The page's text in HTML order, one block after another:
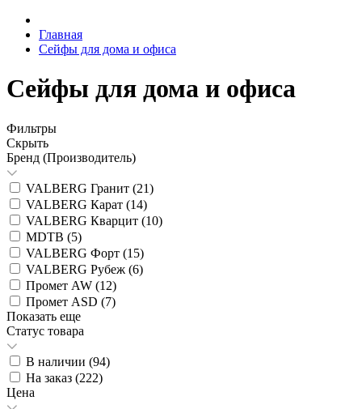
Главная
Сейфы для дома и офиса
Сейфы для дома и офиса
Фильтры
Скрыть
Бренд (Производитель)
VALBERG Гранит (21)
VALBERG Карат (14)
VALBERG Кварцит (10)
MDTB (5)
VALBERG Форт (15)
VALBERG Рубеж (6)
Промет AW (12)
Промет ASD (7)
Показать еще
Статус товара
В наличии (94)
На заказ (222)
Цена